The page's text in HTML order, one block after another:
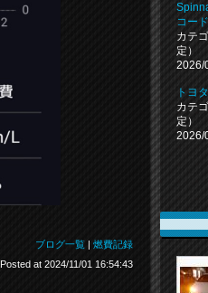
ブログ一覧 | 燃費記録
Posted at 2024/11/01 16:54:43
コー
カテ
定）
2026/
トヨ
カテ
定）
2026/